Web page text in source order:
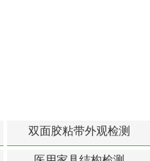
双面胶粘带外观检测